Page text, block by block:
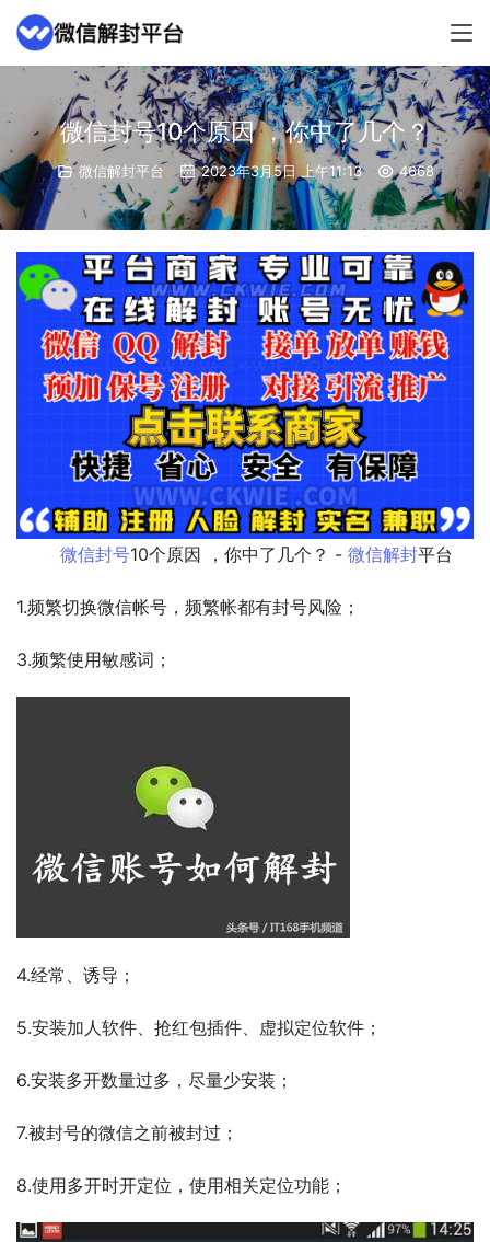
微信封号10个原因 ，你中了几个？
微信解封平台 2023年3月5日 上午11:13 4668
微信封号10个原因 ，你中了几个？ - 微信解封
1.频繁切换微信帐号，频繁帐都有封号风险；
3.频繁使用敏感词；
4.经常、诱导；
5.安装加人软件、抢红包插件、虚拟定位软件；
6.安装多开数量过多，尽量少安装；
7.被封号的微信之前被封过；
8.使用多开时开定位，使用相关定位功能；